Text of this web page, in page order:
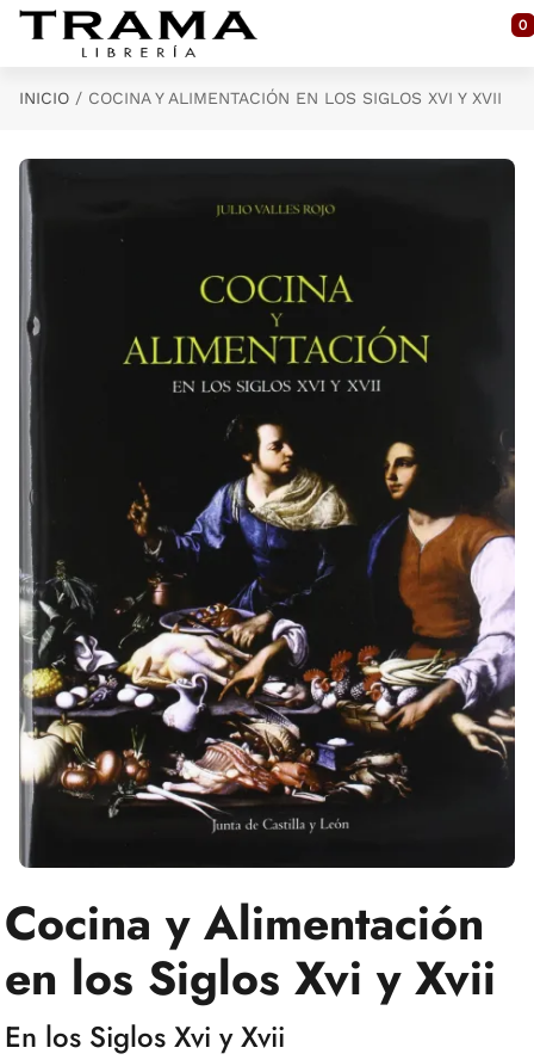
Saltar al contenido principal
0
INICIO COCINA Y ALIMENTACIÓN EN LOS SIGLOS XVI Y XVII
Cocina y Alimentación
en los Siglos Xvi y Xvii
En los Siglos Xvi y Xvii